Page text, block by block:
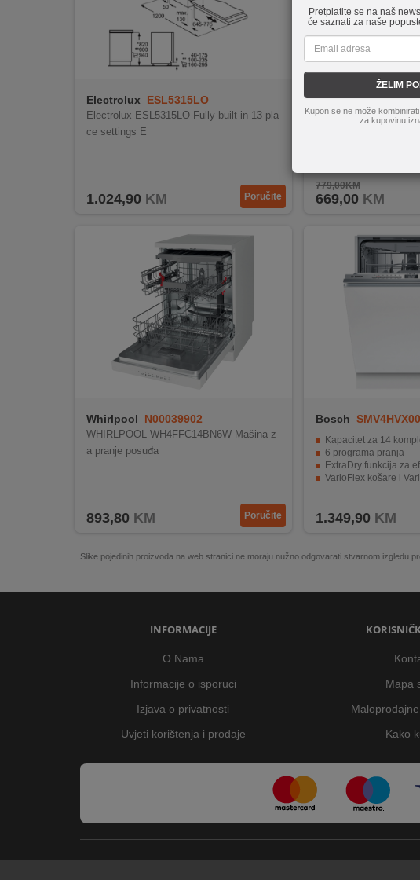
INOSTRANSTVA
Pretplatite se na naš
će saznati za naše
ŽELIM
Kupon se ne može
za kupovinu
Electrolux ESL5315LO
Electrolux ESL5315LO Fully built-in 13 pla
ce settings E
1.024,90 KM Poručite
Gorenje
Samostojeća mašina
Total AquaStop -
779,00KM
669,00 KM
Whirlpool N00039902
WHIRLPOOL WH4FFC14BN6W Mašina z
a pranje posuđa
893,80 KM Poručite
Bosch
Kapacitet za 14
6 programa pranja
ExtraDry funkcija za
VarioFlex košare i
1.349,90 KM
Slike pojedinih proizvoda na web stranici ne moraju nužno odgovarati stvarnom izgledu
INFORMACIJE
O Nama
Informacije o isporuci
Izjava o privatnosti
Uvjeti korištenja i prodaje
Mapa
Kako